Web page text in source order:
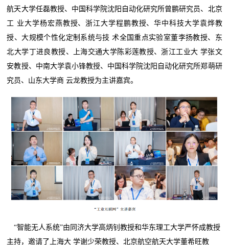
航天大学任磊教授、中国科学院沈阳自动化研究所曾鹏研究员、北京
工 业大学杨宏燕教授、浙江大学程鹏教授、华中科技大学袁烨教
授、大规模个性化定制系统与技 术全国重点实验室董李扬教授、东
北大学丁进良教授、上海交通大学陈彩莲教授、浙江工业大 学张文
安教授、中南大学袁小锋教授、中国科学院沈阳自动化研究所郑萌研
究员、山东大学商 云龙教授为主讲嘉宾。
“智能无人系统”由同济大学高炳钊教授和华东理工大学严怀成教授
主持，邀请了上海大 学谢少荣教授、北京航空航天大学董希旺教